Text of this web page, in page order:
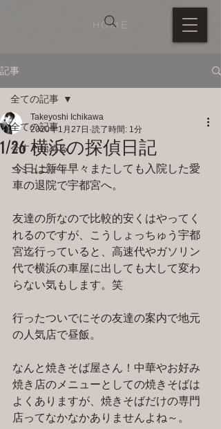
HOME
記事
全ての記事
今すぐ始める
コミュニティ
全ての記事
1/26 横浜の探偵日記
Takeyoshi Ichikawa
2020年1月27日 読了時間: 1分
今日は新年早々またしても入院した愛
車の退院で宇都宮へ。
友達の所なので比較的安くはやってく
れるのですが、こうしょっちゅう宇都
宮迄行っていると、高速代やガソリン
代で横浜の車屋に出しても大して変わ
らない気もします。笑
行ったついでにその友達の案内で地元
の人気店で昼飯。
なんと焼きそば屋さん！中華やお好み
焼き店のメニューとしての焼きそばは
よくありますが、焼きそばだけの専門
店ってなかなかありませんよね～。